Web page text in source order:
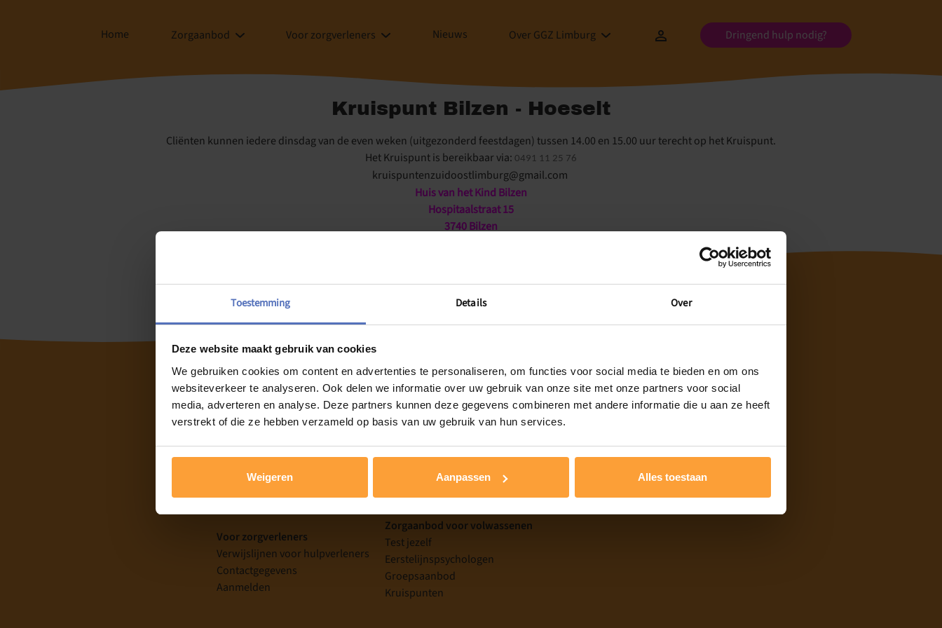
Toestemming Details Over
Deze website maakt gebruik van cookies
We gebruiken cookies om content en advertenties te personaliseren, om functies voor social media te bieden en om ons
websiteverkeer te analyseren. Ook delen we informatie over uw gebruik van onze site met onze partners voor social
media, adverteren en analyse. Deze partners kunnen deze gegevens combineren met andere informatie die u aan ze heeft
verstrekt of die ze hebben verzameld op basis van uw gebruik van hun services.
Weigeren Aanpassen Alles toestaan
Home Zorgaanbod Voor zorgverleners Nieuws Over GGZ Limburg Dringend hulp nodig?
Kruispunt Bilzen - Hoeselt
Cliënten kunnen iedere dinsdag van de even weken (uitgezonderd feestdagen) tussen 14.00 en 15.00 uur terecht op het Kruispunt.
Het Kruispunt is bereikbaar via: 0491 11 25 76
kruispuntenzuidoostlimburg@gmail.com
Huis van het Kind Bilzen
Hospitaalstraat 15
3740 Bilzen
Home
Over GGZ Limburg
Dringend hulp nodig
Laat je horen
Voor zorgverleners
Verwijslijnen voor hulpverleners
Contactgegevens
Aanmelden
Test jezelf
Eerstelijnspsychologen
Zorgaanbod voor volwassenen
Test jezelf
Eerstelijnspsychologen
Groepsaanbod
Kruispunten